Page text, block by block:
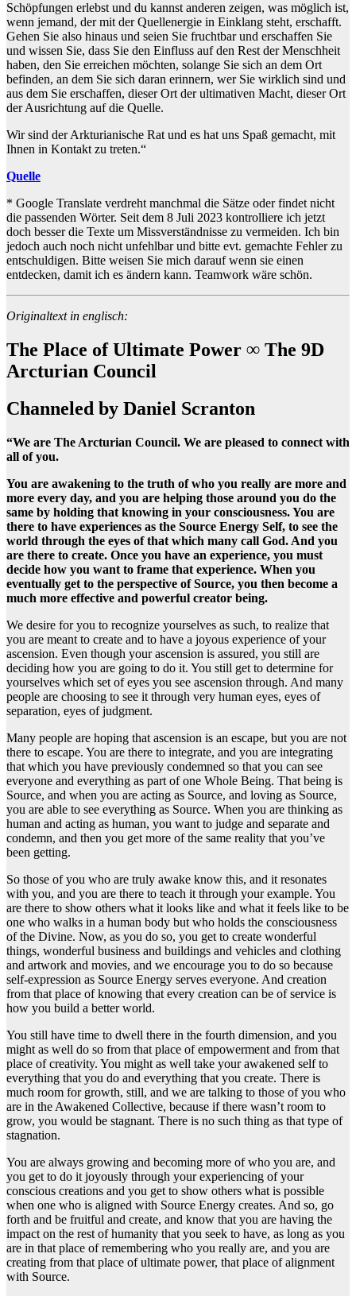
Schöpfungen erlebst und du kannst anderen zeigen, was möglich ist,
wenn jemand, der mit der Quellenergie in Einklang steht, erschafft.
Gehen Sie also hinaus und seien Sie fruchtbar und erschaffen Sie
und wissen Sie, dass Sie den Einfluss auf den Rest der Menschheit
haben, den Sie erreichen möchten, solange Sie sich an dem Ort
befinden, an dem Sie sich daran erinnern, wer Sie wirklich sind und
aus dem Sie erschaffen, dieser Ort der ultimativen Macht, dieser Ort
der Ausrichtung auf die Quelle.
Wir sind der Arkturianische Rat und es hat uns Spaß gemacht, mit
Ihnen in Kontakt zu treten.“
Quelle
* Google Translate verdreht manchmal die Sätze oder findet nicht
die passenden Wörter. Seit dem 8 Juli 2023 kontrolliere ich jetzt
doch besser die Texte um Missverständnisse zu vermeiden. Ich bin
jedoch auch noch nicht unfehlbar und bitte evt. gemachte Fehler zu
entschuldigen. Bitte weisen Sie mich darauf wenn sie einen
entdecken, damit ich es ändern kann. Teamwork wäre schön.
Originaltext in englisch:
The Place of Ultimate Power ∞ The 9D
Arcturian Council
Channeled by Daniel Scranton
“We are The Arcturian Council. We are pleased to connect with
all of you.
You are awakening to the truth of who you really are more and
more every day, and you are helping those around you do the
same by holding that knowing in your consciousness. You are
there to have experiences as the Source Energy Self, to see the
world through the eyes of that which many call God. And you
are there to create. Once you have an experience, you must
decide how you want to frame that experience. When you
eventually get to the perspective of Source, you then become a
much more effective and powerful creator being.
We desire for you to recognize yourselves as such, to realize that
you are meant to create and to have a joyous experience of your
ascension. Even though your ascension is assured, you still are
deciding how you are going to do it. You still get to determine for
yourselves which set of eyes you see ascension through. And many
people are choosing to see it through very human eyes, eyes of
separation, eyes of judgment.
Many people are hoping that ascension is an escape, but you are not
there to escape. You are there to integrate, and you are integrating
that which you have previously condemned so that you can see
everyone and everything as part of one Whole Being. That being is
Source, and when you are acting as Source, and loving as Source,
you are able to see everything as Source. When you are thinking as
human and acting as human, you want to judge and separate and
condemn, and then you get more of the same reality that you’ve
been getting.
So those of you who are truly awake know this, and it resonates
with you, and you are there to teach it through your example. You
are there to show others what it looks like and what it feels like to be
one who walks in a human body but who holds the consciousness
of the Divine. Now, as you do so, you get to create wonderful
things, wonderful business and buildings and vehicles and clothing
and artwork and movies, and we encourage you to do so because
self-expression as Source Energy serves everyone. And creation
from that place of knowing that every creation can be of service is
how you build a better world.
You still have time to dwell there in the fourth dimension, and you
might as well do so from that place of empowerment and from that
place of creativity. You might as well take your awakened self to
everything that you do and everything that you create. There is
much room for growth, still, and we are talking to those of you who
are in the Awakened Collective, because if there wasn’t room to
grow, you would be stagnant. There is no such thing as that type of
stagnation.
You are always growing and becoming more of who you are, and
you get to do it joyously through your experiencing of your
conscious creations and you get to show others what is possible
when one who is aligned with Source Energy creates. And so, go
forth and be fruitful and create, and know that you are having the
impact on the rest of humanity that you seek to have, as long as you
are in that place of remembering who you really are, and you are
creating from that place of ultimate power, that place of alignment
with Source.